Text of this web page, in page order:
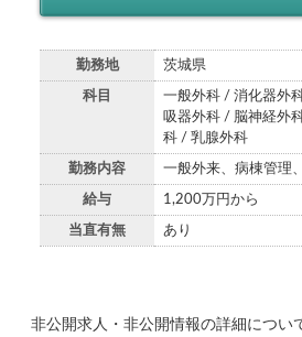
勤務地 茨城県
科目
一般外科 / 消化器外
吸器外科 / 脳神経外
科 / 乳腺外科
勤務内容 一般外来、病棟管理
給与 1,200万円から
当直有無 あり
非公開求人・非公開情報の詳細につい